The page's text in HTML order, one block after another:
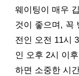
웨이팅이 매우
것이 좋으며, 꼭
전인 오전 11시
인 오후 2시 이
하면 소중한 시